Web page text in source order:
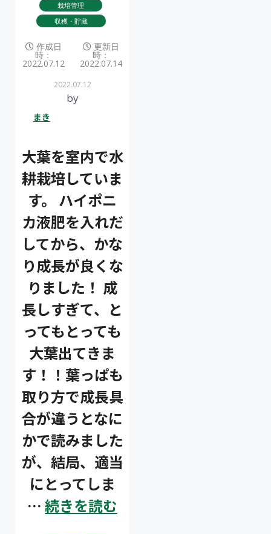
栽培管理
収穫・貯蔵
作成日
時：
2022.07.12
更新日
時：
2022.07.14
2022.07.12
by
まき
大葉を室内で水
耕栽培していま
す。 ハイポニ
カ液肥を入れだ
してから、かな
り成長が良くな
りました！ 成
長しすぎて、と
ってもとっても
大葉出てきま
す！！葉っぱも
取り方で成長具
合が違うとなに
かで読みました
が、結局、適当
にとってしま
… 続きを読む